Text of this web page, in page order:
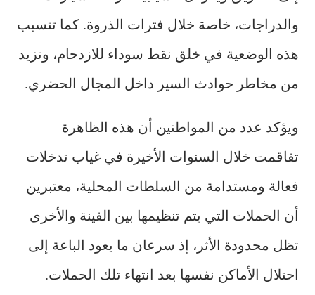
والدراجات، خاصة خلال فترات الذروة. كما تتسبب
هذه الوضعية في خلق نقط سوداء للازدحام، وتزيد
من مخاطر حوادث السير داخل المجال الحضري.
ويؤكد عدد من المواطنين أن هذه الظاهرة
تفاقمت خلال السنوات الأخيرة في غياب تدخلات
فعالة ومستدامة من السلطات المحلية، معتبرين
أن الحملات التي يتم تنظيمها بين الفينة والأخرى
تظل محدودة الأثر، إذ سرعان ما يعود الباعة إلى
احتلال الأماكن نفسها بعد انتهاء تلك الحملات.